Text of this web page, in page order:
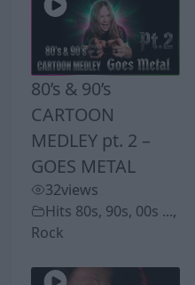
80’s & 90’s
CARTOON
MEDLEY pt. 2 –
GOES METAL
32views
Hits 80s, 90s, 00s ...,
Rock